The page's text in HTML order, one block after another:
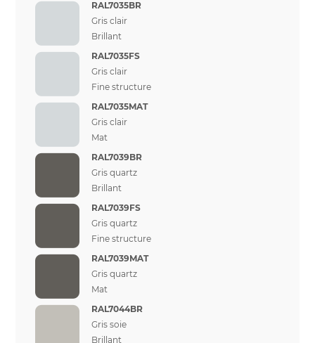
RAL7035BR
Gris clair
Brillant
RAL7035FS
Gris clair
Fine structure
RAL7035MAT
Gris clair
Mat
RAL7039BR
Gris quartz
Brillant
RAL7039FS
Gris quartz
Fine structure
RAL7039MAT
Gris quartz
Mat
RAL7044BR
Gris soie
Brillant